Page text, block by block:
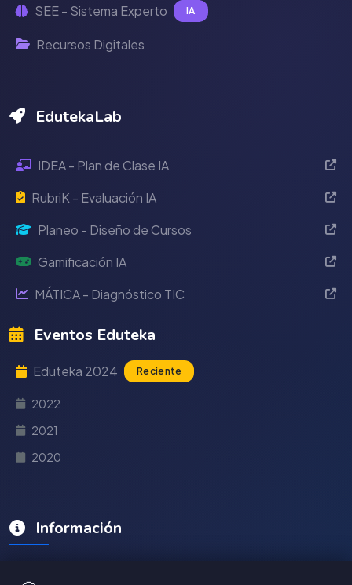
SEE - Sistema Experto IA
Recursos Digitales
EdutekaLab
IDEA - Plan de Clase IA
RubriK - Evaluación IA
Planeo - Diseño de Cursos
Gamificación IA
MÁTICA - Diagnóstico TIC
Eventos Eduteka
Eduteka 2024 Reciente
2022
2021
2020
Información